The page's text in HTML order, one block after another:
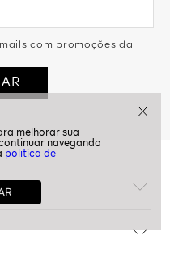
politíca de
com promoções da